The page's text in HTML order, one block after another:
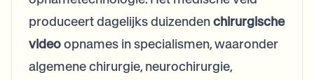
produceert dagelijks duizendenchirurgische
videoopnames in specialismen, waaronder
algemene chirurgie, neurochirurgie,